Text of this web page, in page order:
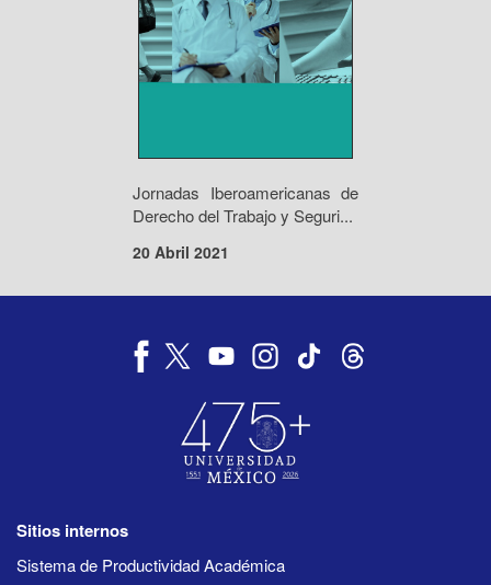
Jornadas Iberoamericanas de
Derecho del Trabajo y Seguri...
20 Abril 2021
Sitios internos
Sistema de Productividad Académica